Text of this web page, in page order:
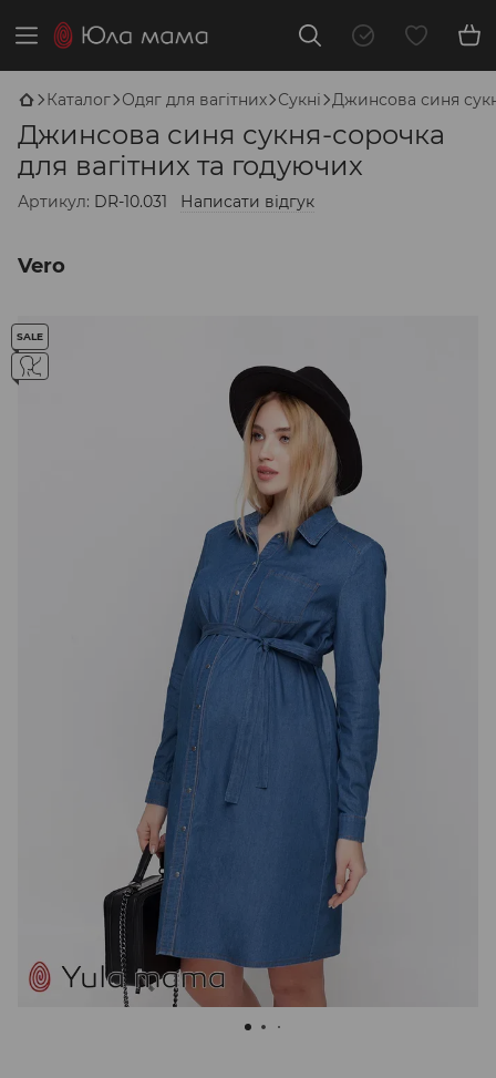
Каталог Одяг для вагітних Сукні Джинсова синя
Джинсова синя сукня-сорочка
для вагітних та годуючих
Артикул: DR-10.031 Написати відгук
Vero
SALE